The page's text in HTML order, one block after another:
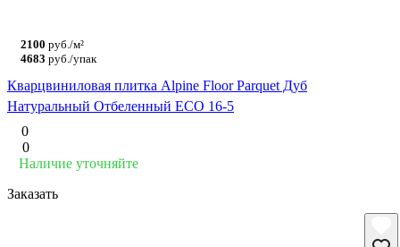
2100 руб./м²
4683 руб./упак
Кварцвиниловая плитка Alpine Floor Parquet Дуб
Натуральный Отбеленный ECO 16-5
0
0
Наличие уточняйте
Заказать